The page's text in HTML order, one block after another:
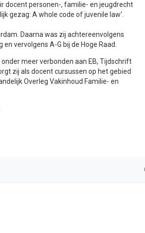
docent personen-, familie- en jeugdrecht
gezag: A whole code of juvenile law'.
Daarna was zij achtereenvolgens
vervolgens A-G bij de Hoge Raad.
meer verbonden aan EB, Tijdschrift
zij als docent cursussen op het gebied
Overleg Vakinhoud Familie- en